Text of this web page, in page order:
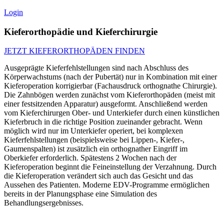
Login
Kieferorthopädie und Kieferchirurgie
JETZT KIEFERORTHOPÄDEN FINDEN
Ausgeprägte Kieferfehlstellungen sind nach Abschluss des
Körperwachstums (nach der Pubertät) nur in Kombination mit einer
Kieferoperation korrigierbar (Fachausdruck orthognathe Chirurgie).
Die Zahnbögen werden zunächst vom Kieferorthopäden (meist mit
einer festsitzenden Apparatur) ausgeformt. Anschließend werden
vom Kieferchirurgen Ober- und Unterkiefer durch einen künstlichen
Kieferbruch in die richtige Position zueinander gebracht. Wenn
möglich wird nur im Unterkiefer operiert, bei komplexen
Kieferfehlstellungen (beispielsweise bei Lippen-, Kiefer-,
Gaumenspalten) ist zusätzlich ein orthognather Eingriff im
Oberkiefer erforderlich. Spätestens 2 Wochen nach der
Kieferoperation beginnt die Feineinstellung der Verzahnung. Durch
die Kieferoperation verändert sich auch das Gesicht und das
Aussehen des Patienten. Moderne EDV-Programme ermöglichen
bereits in der Planungsphase eine Simulation des
Behandlungsergebnisses.